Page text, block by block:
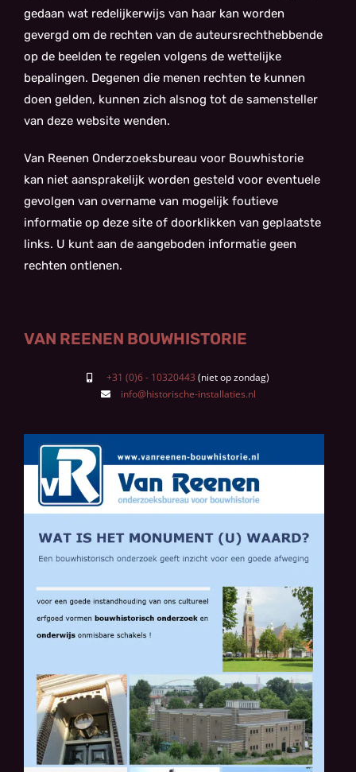
gedaan wat redelijkerwijs van haar kan worden
gevergd om de rechten van de auteursrechthebbende
op de beelden te regelen volgens de wettelijke
bepalingen. Degenen die menen rechten te kunnen
doen gelden, kunnen zich alsnog tot de samensteller
van deze website wenden.
Van Reenen Onderzoeksbureau voor Bouwhistorie
kan niet aansprakelijk worden gesteld voor eventuele
gevolgen van overname van mogelijk foutieve
informatie op deze site of doorklikken van geplaatste
links. U kunt aan de aangeboden informatie geen
rechten ontlenen.
VAN REENEN BOUWHISTORIE
+31 (0)6 - 10320443
info@historische-installaties.nl